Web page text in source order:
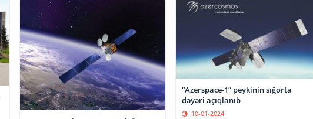
“Azerspace-1” peykinin sığorta
dəyəri açıqlanıb
10-01-2024